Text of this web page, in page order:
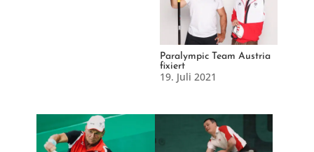
Paralympic Team Austria
fixiert
19. Juli 2021